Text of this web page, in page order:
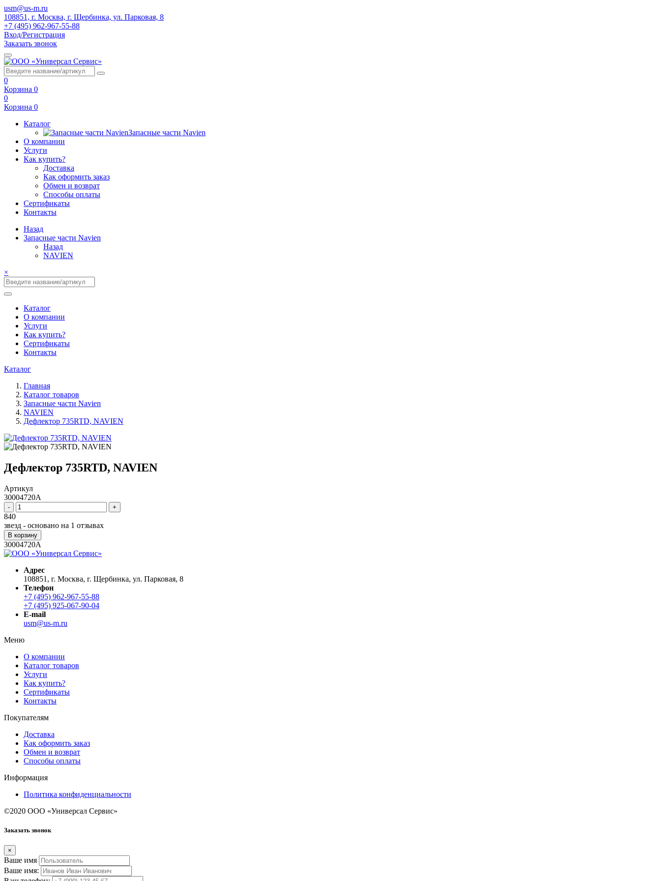
usm@us-m.ru
108851, г. Москва, г. Щербинка, ул. Парковая, 8
+7 (495) 962-967-55-88
Вход/Регистрация
Заказать звонок
0
Корзина 0
0
Корзина 0
Каталог
Запасные части Navien
О компании
Услуги
Как купить?
Доставка
Как оформить заказ
Обмен и возврат
Способы оплаты
Сертификаты
Контакты
Назад
Запасные части Navien
Назад
NAVIEN
×
Каталог
О компании
Услуги
Как купить?
Сертификаты
Контакты
Каталог
Главная
Каталог товаров
Запасные части Navien
NAVIEN
Дефлектор 735RTD, NAVIEN
Дефлектор 735RTD, NAVIEN
Артикул
30004720A
- +
840
звезд - основано на 1 отзывах
В корзину
30004720A
Адрес
108851, г. Москва, г. Щербинка, ул. Парковая, 8
Телефон
+7 (495) 962-967-55-88
+7 (495) 925-067-90-04
E-mail
usm@us-m.ru
Меню
О компании
Каталог товаров
Услуги
Как купить?
Сертификаты
Контакты
Покупателям
Доставка
Как оформить заказ
Обмен и возврат
Способы оплаты
Информация
Политика конфиденциальности
©2020 ООО «Универсал Сервис»
Заказать звонок
×
Ваше имя
Ваше имя: